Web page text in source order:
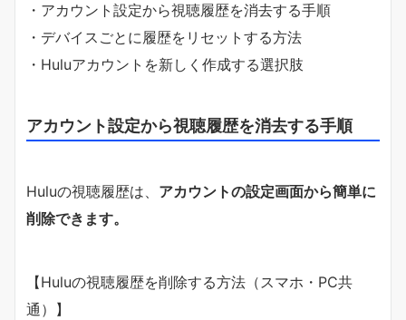
・アカウント設定から視聴履歴を消去する手順
・デバイスごとに履歴をリセットする方法
・Huluアカウントを新しく作成する選択肢
アカウント設定から視聴履歴を消去する手順
Huluの視聴履歴は、 アカウントの設定画面から簡単に
削除できます。
【Huluの視聴履歴を削除する方法（スマホ・PC共
通）】